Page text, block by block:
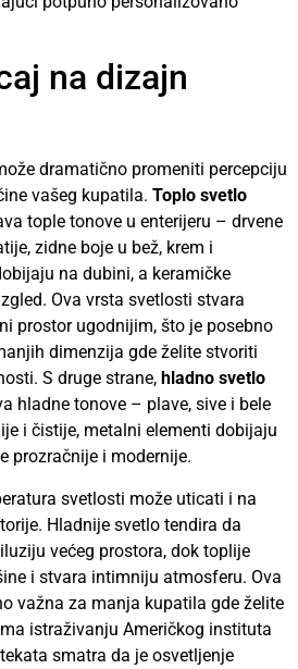
na dizajn
dramatično promeniti percepciju
vašeg kupatila. Toplo svetlo
tople tonove u enterijeru – drvene
zidne boje u bež, krem i
na dubini, a keramičke
Ova vrsta svetlosti stvara
prostor ugodnijim, što je posebno
dimenzija gde želite stvoriti
S druge strane, hladno svetlo
hladne tonove – plave, sive i bele
i čistije, metalni elementi dobijaju
prozračnije i modernije.
svetlosti može uticati i na
Hladnije svetlo tendira da
većeg prostora, dok toplije
i stvara intimniju atmosferu. Ova
važna za manja kupatila gde želite
istraživanju Američkog instituta
smatra da je osvetljenje